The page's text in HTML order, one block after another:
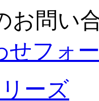
お問い
せフォ
ーズ